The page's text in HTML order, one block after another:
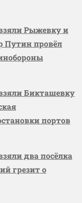
Рыжевку и
Путин провёл
Бикташевку
портов
два посёлка
грезит о